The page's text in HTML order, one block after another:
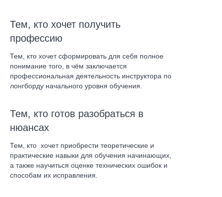
Тем, кто хочет получить
профессию
Тем, кто хочет сформировать для себя полное
понимание того, в чём заключается
профессиональная деятельность инструктора по
лонгборду начального уровня обучения.
Тем, кто готов разобраться в
нюансах
Тем, кто хочет приобрести теоретические и
практические навыки для обучения начинающих,
а также научиться оценке технических ошибок и
способам их исправления.